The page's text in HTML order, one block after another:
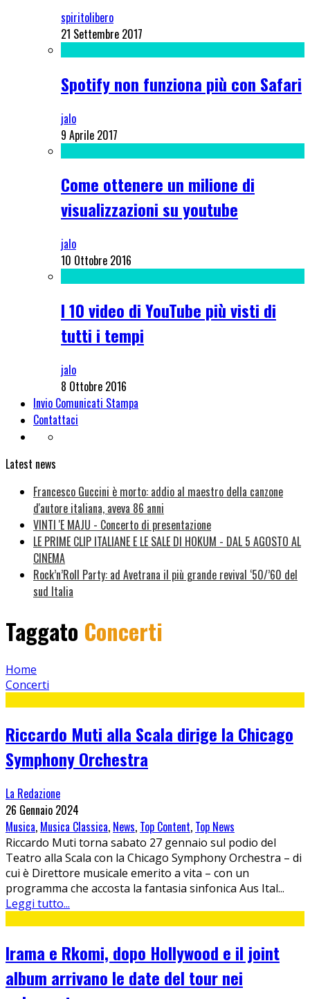
spiritolibero
21 Settembre 2017
Spotify non funziona più con Safari
jalo
9 Aprile 2017
Come ottenere un milione di
visualizzazioni su youtube
jalo
10 Ottobre 2016
I 10 video di YouTube più visti di
tutti i tempi
jalo
8 Ottobre 2016
Invio Comunicati Stampa
Contattaci
Latest news
Francesco Guccini è morto: addio al maestro della canzone
d'autore italiana, aveva 86 anni
VINTI 'E MAJU - Concerto di presentazione
LE PRIME CLIP ITALIANE E LE SALE DI HOKUM - DAL 5 AGOSTO AL
CINEMA
Rock’n’Roll Party: ad Avetrana il più grande revival ‘50/’60 del
sud Italia
Taggato Concerti
Home
Concerti
Riccardo Muti alla Scala dirige la Chicago
Symphony Orchestra
La Redazione
26 Gennaio 2024
Musica, Musica Classica, News, Top Content, Top News
Riccardo Muti torna sabato 27 gennaio sul podio del
Teatro alla Scala con la Chicago Symphony Orchestra – di
cui è Direttore musicale emerito a vita – con un
programma che accosta la fantasia sinfonica Aus Ital...
Leggi tutto...
Irama e Rkomi, dopo Hollywood e il joint
album arrivano le date del tour nei